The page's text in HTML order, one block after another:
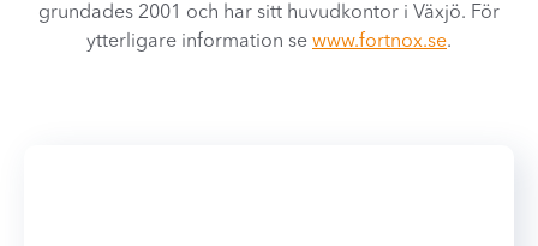
grundades 2001 och har sitt huvudkontor i Växjö. För
ytterligare information se www.fortnox.se.​